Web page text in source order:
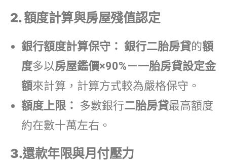
2. 額度計算與房屋殘值認定
銀行額度計算保守： 銀行二胎房貸的額
度多以房屋鑑價×90%－一胎房貸設定金
額來計算，計算方式較為嚴格保守。
額度上限： 多數銀行二胎房貸最高額度
約在數十萬左右。
3.還款年限與月付壓力